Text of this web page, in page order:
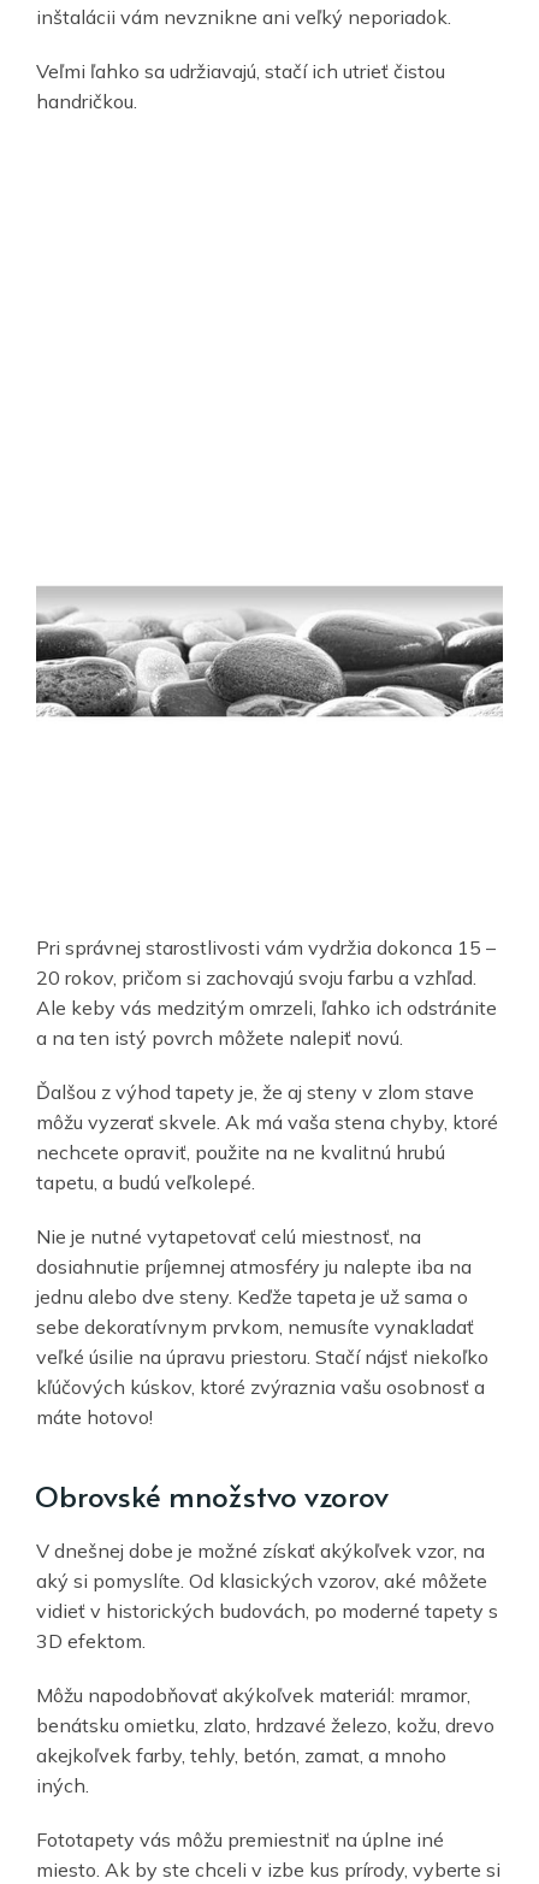
inštalácii vám nevznikne ani veľký neporiadok.
Veľmi ľahko sa udržiavajú, stačí ich utrieť čistou
handričkou.
Pri správnej starostlivosti vám vydržia dokonca 15 –
20 rokov, pričom si zachovajú svoju farbu a vzhľad.
Ale keby vás medzitým omrzeli, ľahko ich odstránite
a na ten istý povrch môžete nalepiť novú.
Ďalšou z výhod tapety je, že aj steny v zlom stave
môžu vyzerať skvele. Ak má vaša stena chyby, ktoré
nechcete opraviť, použite na ne kvalitnú hrubú
tapetu, a budú veľkolepé.
Nie je nutné vytapetovať celú miestnosť, na
dosiahnutie príjemnej atmosféry ju nalepte iba na
jednu alebo dve steny. Keďže tapeta je už sama o
sebe dekoratívnym prvkom, nemusíte vynakladať
veľké úsilie na úpravu priestoru. Stačí nájsť niekoľko
kľúčových kúskov, ktoré zvýraznia vašu osobnosť a
máte hotovo!
Obrovské množstvo vzorov
V dnešnej dobe je možné získať akýkoľvek vzor, na
aký si pomyslíte. Od klasických vzorov, aké môžete
vidieť v historických budovách, po moderné tapety s
3D efektom.
Môžu napodobňovať akýkoľvek materiál: mramor,
benátsku omietku, zlato, hrdzavé železo, kožu, drevo
akejkoľvek farby, tehly, betón, zamat, a mnoho
iných.
Fototapety vás môžu premiestniť na úplne iné
miesto. Ak by ste chceli v izbe kus prírody, vyberte si